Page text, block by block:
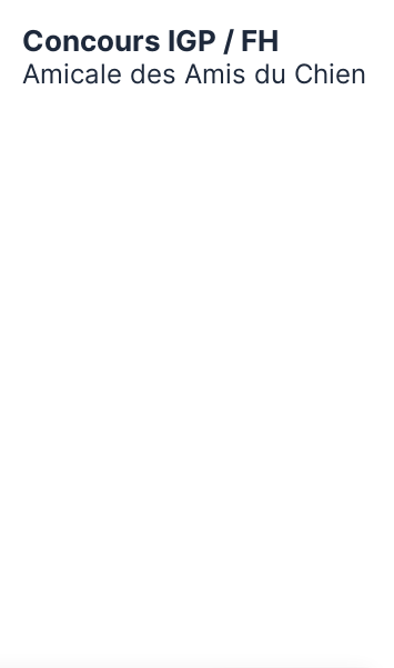
Concours IGP / FH
Amicale des Amis du Chien